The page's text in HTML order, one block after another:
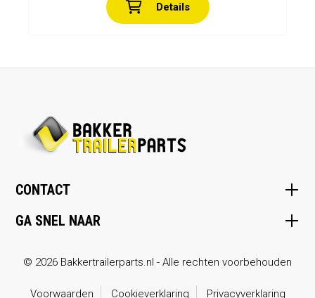
Details
CONTACT
GA SNEL NAAR
© 2026 Bakkertrailerparts.nl - Alle rechten voorbehouden
Voorwaarden Cookieverklaring Privacyverklaring